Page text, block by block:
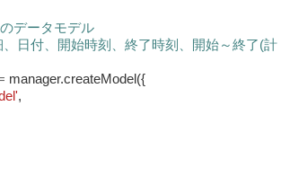
データモデル
日付、開始時刻、終了時刻、開始～終了(計
manager.createModel({
,